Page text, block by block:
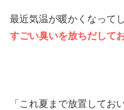
最近気温が暖かくなって
すごい臭いを放ちだして
「これ夏まで放置してお